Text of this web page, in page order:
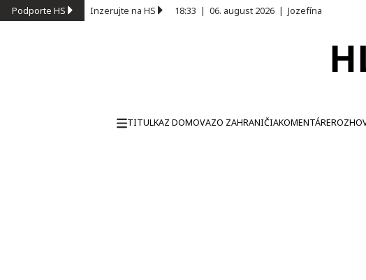
Podporte HS Inzerujte na HS 18:33 | 06. august 2026 | Jozefína
TITULKAZ DOMOVAZO ZAHRANIČIAKOMENTÁRE